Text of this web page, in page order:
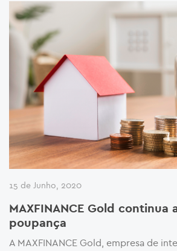
15 de Junho, 2020
MAXFINANCE Gold continua
poupança
A MAXFINANCE Gold, empresa de